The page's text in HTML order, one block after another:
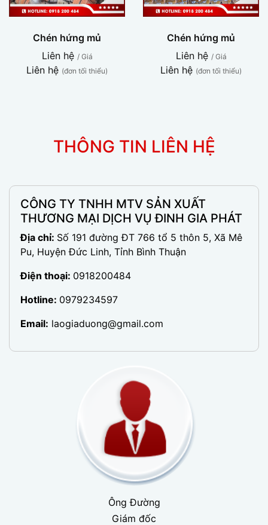
Chén hứng mủ
Liên hệ / Giá
Liên hệ (đơn tối thiểu)
Chén hứng mủ
Liên hệ / Giá
Liên hệ (đơn tối thiểu)
THÔNG TIN LIÊN HỆ
CÔNG TY TNHH MTV SẢN XUẤT
THƯƠNG MẠI DỊCH VỤ ĐINH GIA PHÁT
Địa chỉ: Số 191 đường ĐT 766 tổ 5 thôn 5, Xã Mê
Pu, Huyện Đức Linh, Tỉnh Bình Thuận
Điện thoại: 0918200484
Hotline: 0979234597
Email: laogiaduong@gmail.com
Ông Đường
Giám đốc